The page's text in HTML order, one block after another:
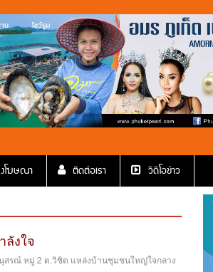
โฆษณา ติดต่อเรา วีดีโอข่าว
งใจ
สรณ์ หมู่ 2 ต.วิชิต แหล่งบ้านชุมชนใหญ่ใจกลาง